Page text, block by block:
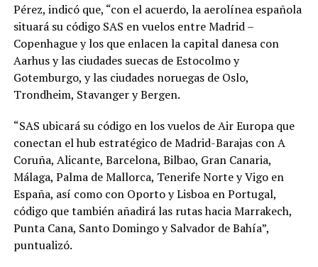
Pérez, indicó que, “con el acuerdo, la aerolínea española
situará su código SAS en vuelos entre Madrid –
Copenhague y los que enlacen la capital danesa con
Aarhus y las ciudades suecas de Estocolmo y
Gotemburgo, y las ciudades noruegas de Oslo,
Trondheim, Stavanger y Bergen.
“SAS ubicará su código en los vuelos de Air Europa que
conectan el hub estratégico de Madrid-Barajas con A
Coruña, Alicante, Barcelona, Bilbao, Gran Canaria,
Málaga, Palma de Mallorca, Tenerife Norte y Vigo en
España, así como con Oporto y Lisboa en Portugal,
código que también añadirá las rutas hacia Marrakech,
Punta Cana, Santo Domingo y Salvador de Bahía”,
puntualizó.